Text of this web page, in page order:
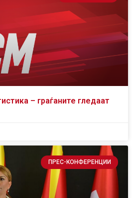
– граѓаните гледаат
ПРЕС-КОНФЕРЕНЦИИ